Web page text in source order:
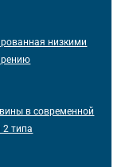
низкими
в современной
2 типа